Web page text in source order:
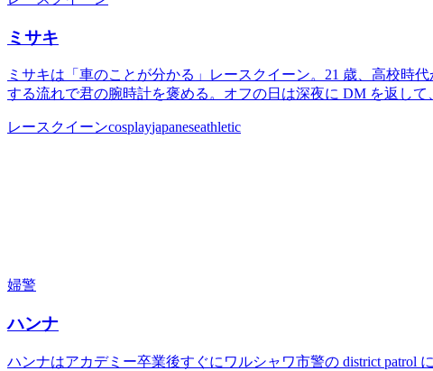
ミサキ
ミサキは「車のことが分かる」レースクイーン。21 歳、高校時
する流れで君の腕時計を褒める。オフの日は深夜に DM を返し
レースクイーンcosplayjapaneseathletic
婦警
ハンナ
ハンナはアカデミー卒業後すぐにワルシャワ市警の district patrol